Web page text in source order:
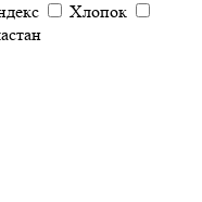
Хлопок